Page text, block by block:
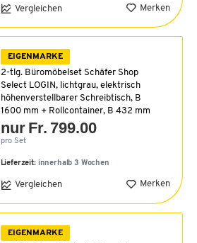
Vergleichen Merken
EIGENMARKE
2-tlg. Büromöbelset Schäfer Shop
Select LOGIN, lichtgrau, elektrisch
höhenverstellbarer Schreibtisch, B
1600 mm + Rollcontainer, B 432 mm
nur Fr. 799.00
pro Set
Lieferzeit: innerhalb 3 Wochen
Vergleichen Merken
EIGENMARKE